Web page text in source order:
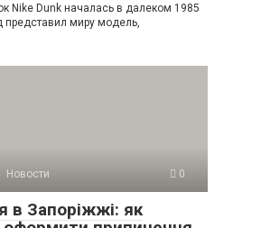
Nike Dunk началась в далеком 1985
представил миру модель,
Новости 0
в Запоріжжі: як